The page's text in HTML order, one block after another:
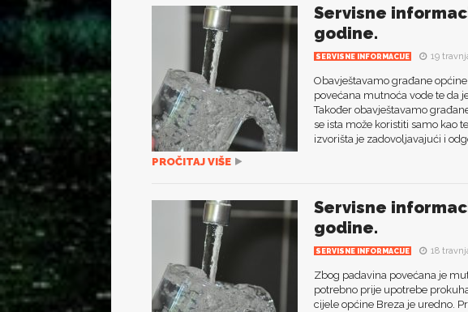
Servisne
godine.
SERVISNE INFORMACIJE 19
Obavještavamo građane
povećana mutnoća vode te da
Također obavještavamo
se ista može koristiti samo kao
izvorišta je zadovoljavajući i
PROČITAJ VIŠE
Servisne
godine.
SERVISNE INFORMACIJE 18
Zbog padavina povećana je
potrebno prije upotrebe
cijele općine Breza je uredno.